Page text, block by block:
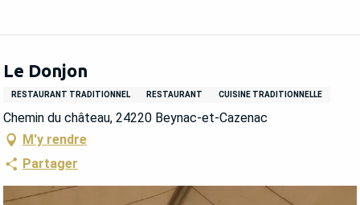
Le Donjon
RESTAURANT TRADITIONNEL RESTAURANT CUISINE TRADITIONNELLE
Chemin du château, 24220 Beynac-et-Cazenac
M'y rendre
Partager